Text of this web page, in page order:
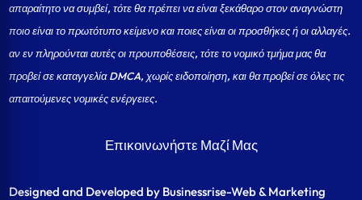
απαραίτητο να συμβεί, τότε θα πρέπει να είναι ξεκάθαρο στον αναγνώστη
ποιο είναι το πρωτότυπο κείμενο και ποιες είναι οι προσθήκες ή οι αλλαγές.
αν εν πληρούνται αυτές οι προυποθέσεις, τότε το νομικό τμήμα μας θα
προβεί σε καταγγελία DMCA, χωρίς ειδοποίηση, και θα προβεί σε όλες τις
απαιτούμενες νομικές ενέργειες.
Επικοινωνήστε Μαζί Μας
Designed and Developed by Businessrise-Web & Marketing